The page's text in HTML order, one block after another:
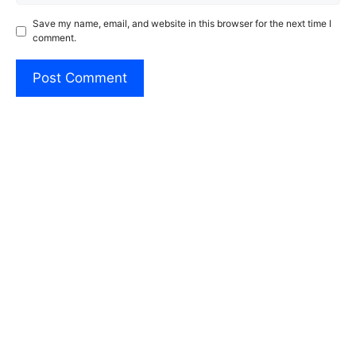
Save my name, email, and website in this browser for the next time I
comment.